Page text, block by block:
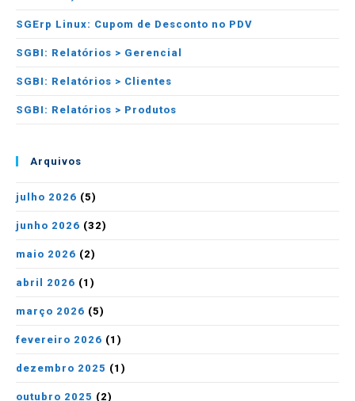
SGErp Linux: Cupom de Desconto no PDV
SGBI: Relatórios > Gerencial
SGBI: Relatórios > Clientes
SGBI: Relatórios > Produtos
Arquivos
julho 2026 (5)
junho 2026 (32)
maio 2026 (2)
abril 2026 (1)
março 2026 (5)
fevereiro 2026 (1)
dezembro 2025 (1)
outubro 2025 (2)